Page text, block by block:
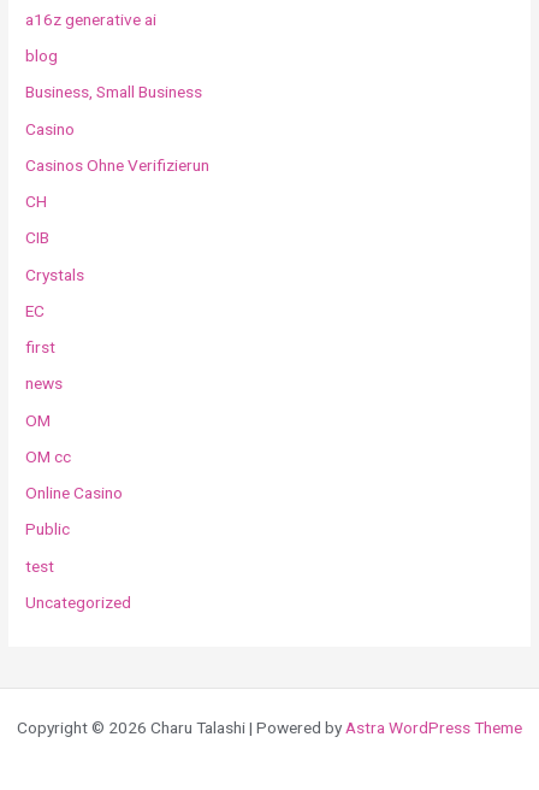
a16z generative ai
blog
Business, Small Business
Casino
Casinos Ohne Verifizierun
CH
CIB
Crystals
EC
first
news
OM
OM cc
Online Casino
Public
test
Uncategorized
Copyright © 2026 Charu Talashi | Powered byAstra WordPress Theme